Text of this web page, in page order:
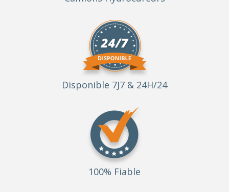
Disponible 7J7 & 24H/24
100% Fiable